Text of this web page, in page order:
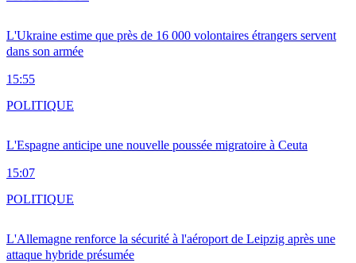
L'Ukraine estime que près de 16 000 volontaires étrangers servent
dans son armée
15:55
L'Espagne anticipe une nouvelle poussée migratoire à Ceuta
15:07
POLITIQUE
L'Allemagne renforce la sécurité à l'aéroport de Leipzig après une
attaque hybride présumée
POLITIQUE